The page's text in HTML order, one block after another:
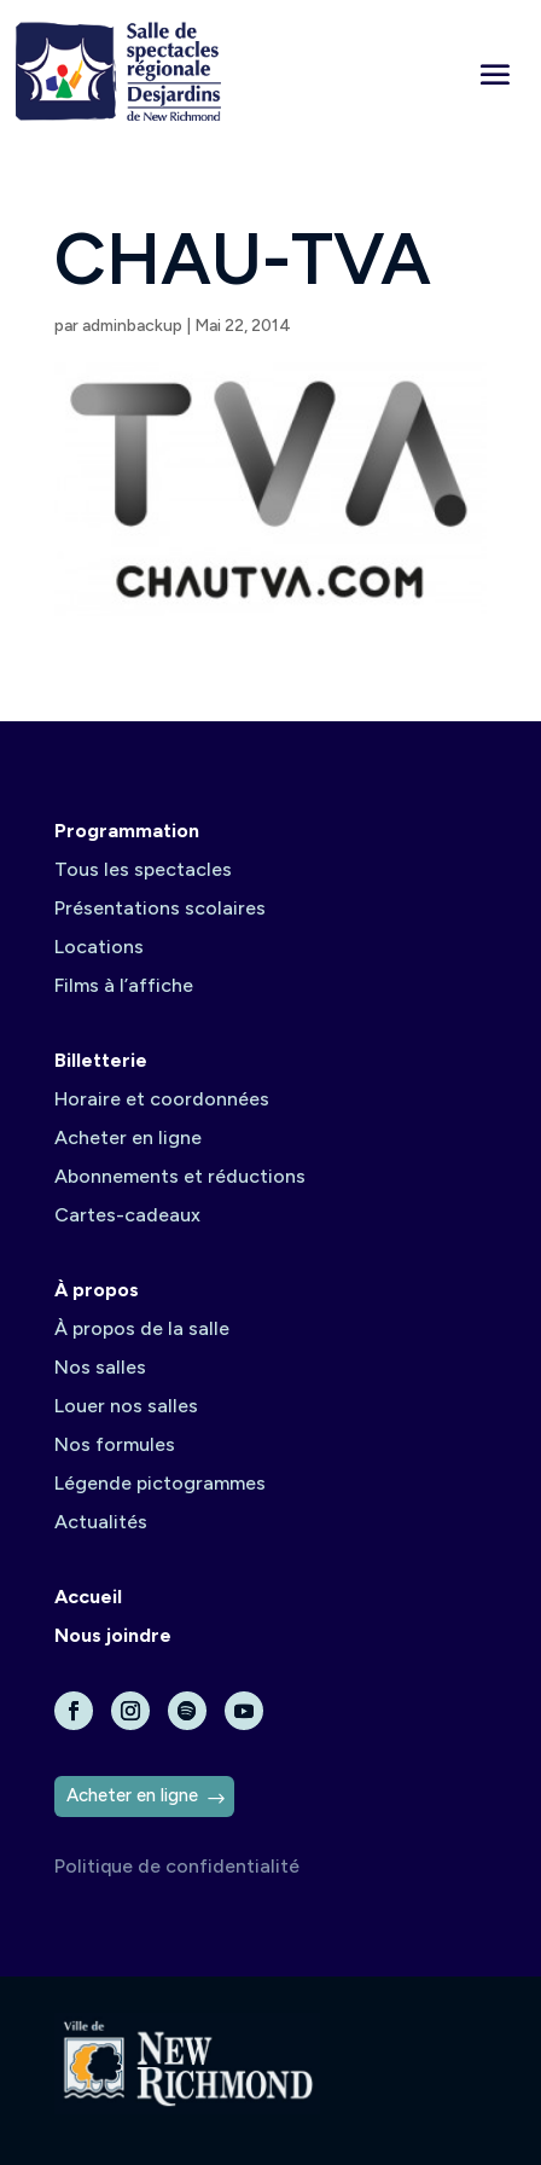
CHAU-TVA
paradminbackup Mai 22, 2014
Programmation
Tous les spectacles
Présentations scolaires
Locations
Films à l’affiche
Billetterie
Horaire et coordonnées
Acheter en ligne
Abonnements et réductions
Cartes-cadeaux
À propos
À propos de la salle
Nos salles
Louer nos salles
Nos formules
Légende pictogrammes
Actualités
Accueil
Nous joindre
Acheter en ligne
Politique de confidentialité